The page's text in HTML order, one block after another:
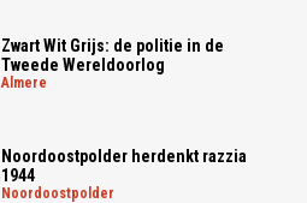
Zwart Wit Grijs: de politie in de
Tweede Wereldoorlog
almere
Noordoostpolder herdenkt razzia
1944
noordoostpolder